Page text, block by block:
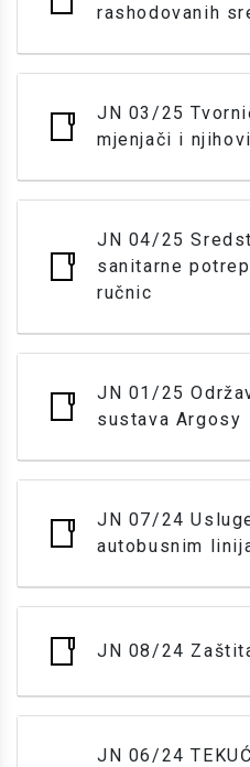
rashodovanih
JN 03/25
mjenjači i
JN 04/25
sanitarne
ručnic
JN 01/25
sustava Argosy
JN 07/24
autobusnim
JN 08/24
JN 06/24